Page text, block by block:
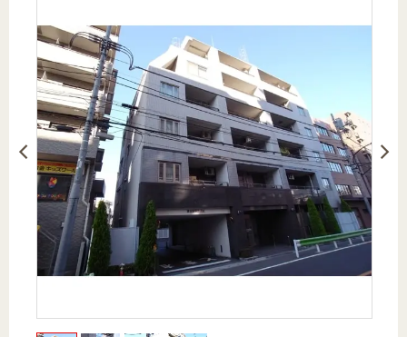
用
物
件
を
探
す
件を
購入向け
サービス
住宅ロー
ンシミュ
レーショ
ン
住まい1プ
ラス（お
役立ちコ
ラム）
住まいと
購入ガイ
金額
試算
売却向け
サービス
周辺相場
検索
住まい1プ
ラス（お
役立ちコ
ラム）
住まいと
暮らしの
税金の本
ック）
売却ガイ
ド
（電子ブ
ック版）